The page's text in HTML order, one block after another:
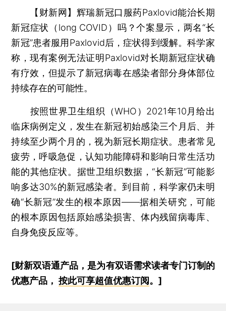
【财新网】 辉瑞新冠口服药Paxlovid能治长期
新冠症状（long COVID）吗？个案显示，两名“长
新冠”患者服用Paxlovid后，症状得到缓解。科学家
称，现有案例无法证明Paxlovid对长期新冠症状确
有疗效，但提示了新冠病毒在感染者部分身体部位
持续存在的可能性。
按照世界卫生组织（WHO）2021年10月给出
临床病例定义，发生在新冠初始感染三个月后、并
持续至少两个月的，视为新冠长期症状。患者常见
疲劳，呼吸急促，认知功能障碍和影响日常生活功
能的其他症状。据世卫组织数据，“长新冠”可能影
响多达30%的新冠感染者。到目前，科学家仍未明
确“长新冠”发生的根本原因——据相关研究，可能
的根本原因包括原始感染损害、体内残留病毒库、
自身免疫反应等。
[财新双语通产品，是为有双语需求读者专门订制的
优惠产品，按此可享超值优惠订阅 。]